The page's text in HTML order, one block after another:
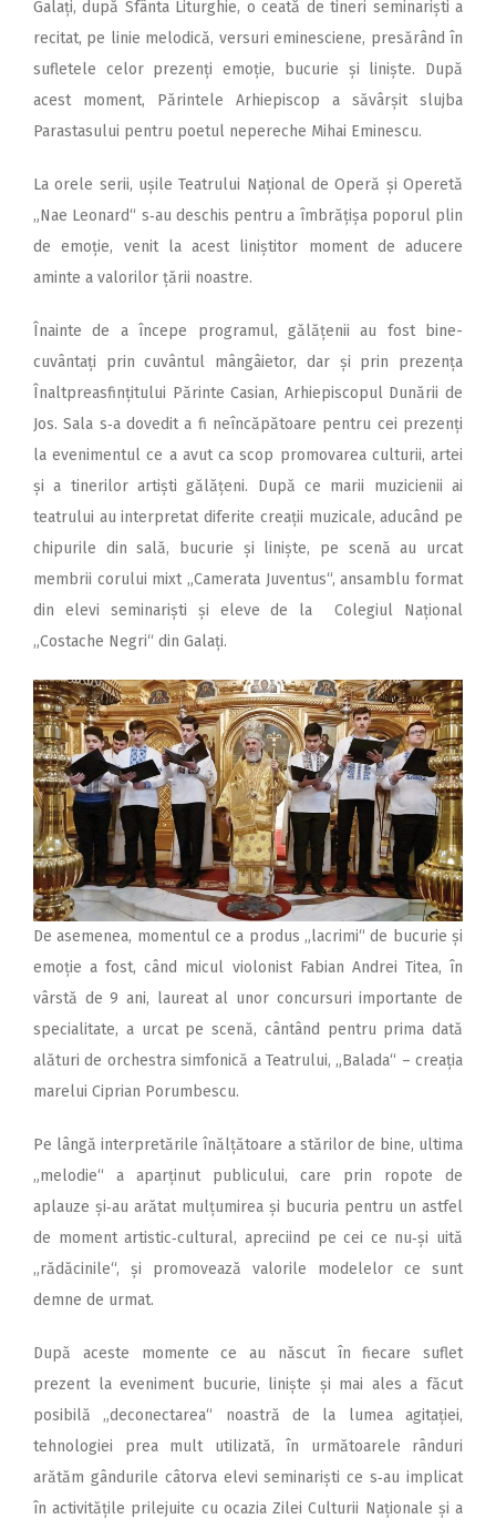
Galați, după Sfânta Liturghie, o ceată de tineri seminariști a
recitat, pe linie melodică, versuri eminesciene, presărând în
sufletele celor prezenți emoție, bucurie și liniște. După
acest moment, Părintele Arhiepiscop a săvârșit slujba
Parastasului pentru poetul nepereche Mihai Eminescu.
La orele serii, ușile Teatrului Național de Operă și Operetă
„Nae Leonard“ s‑au deschis pentru a îmbrățișa poporul plin
de emoție, venit la acest liniștitor moment de aducere
aminte a valorilor țării noastre.
Înainte de a începe programul, gălățenii au fost bine­
cuvântați prin cuvântul mângâietor, dar și prin prezența
Înaltpreasfințitului Părinte Casian, Arhiepiscopul Dunării de
Jos. Sala s‑a dovedit a fi neîncăpătoare pentru cei prezenți
la evenimentul ce a avut ca scop promovarea culturii, artei
și a tinerilor artiști gălățeni. După ce marii muzicienii ai
teatrului au interpretat diferite creații muzicale, aducând pe
chipurile din sală, bucurie și liniște, pe scenă au urcat
membrii corului mixt „Camerata Juventus“, ansamblu format
din elevi seminariști și eleve de la Colegiul Națio­nal
„Costache Negri“ din Galați.
De asemenea, momentul ce a produs „lacrimi“ de bucurie și
emoție a fost, când micul violonist Fabian Andrei Titea, în
vârstă de 9 ani, laureat al unor concursuri importante de
specialitate, a urcat pe scenă, cântând pentru prima dată
alături de orchestra simfonică a Teatrului, „Balada“ – creația
marelui Ciprian Porumbescu.
Pe lângă interpretările înăl­țătoare a stărilor de bine, ultima
„melodie“ a aparținut publicului, care prin ropote de
aplauze și‑au arătat mulțumirea și bucuria pentru un astfel
de moment artistic‑cultural, apreciind pe cei ce nu‑și uită
„rădăcinile“, și promovează valorile modelelor ce sunt
demne de urmat.
După aceste momente ce au născut în fiecare suflet
prezent la eveniment bucurie, liniște și mai ales a făcut
posibilă „deconectarea“ noastră de la lumea agitației,
tehnologiei prea mult utilizată, în următoarele rânduri
arătăm gândurile câtorva elevi seminariști ce s‑au implicat
în activitățile prilejuite cu ocazia Zilei Culturii Naționale și a